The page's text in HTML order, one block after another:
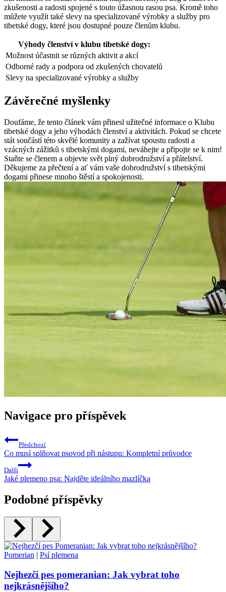
zkušenosti a radosti spojené s touto úžasnou rasou psa. Kromě toho
můžete využít také slevy na specializované výrobky a služby pro
tibetské dogy, které jsou dostupné pouze členům klubu.
Výhody členství v klubu tibetské dogy:
Možnost účastnit se různých aktivit a akcí
Odborné rady a podpora od zkušených chovatelů
Slevy na specializované výrobky a služby
Závěrečné myšlenky
Doufáme, že tento článek vám přinesl užitečné informace o Klubu
tibetské dogy a jeho výhodách členství a aktivitách. Pokud se chcete
stát součástí této skvělé komunity a zažívat spoustu radosti a
vzácných zážitků s tibetskými dogami, neváhejte a připojte se k nim!
Staňte se členem a objevte svět plný dobrodružství a přátelství.
Děkujeme za přečtení a ať vám vaše dobrodružství s tibetskými
dogami přinese mnoho štěstí a spokojenosti.
Navigace pro příspěvek
Předchozí
Co musí splňovat psovod při nástupu: Kompletní průvodce
Další
Jaké plemeno psa: Najděte ideálního mazlíčka
Podobné příspěvky
Pomerian | Psí plemena
Nejhezčí pes pomeranian: Jak vybrat toho
nejkrásnějšího?